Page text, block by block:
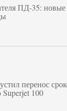
ПД-35:
перенос
100